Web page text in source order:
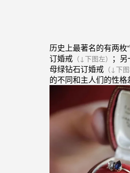
历史上最著名的有两枚
订婚戒 （↓下图左） ；
母绿钻石订婚戒 （ ↓ 下图
的不同和主人们的性格